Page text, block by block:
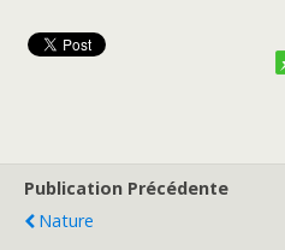
Publication Précédente
Nature